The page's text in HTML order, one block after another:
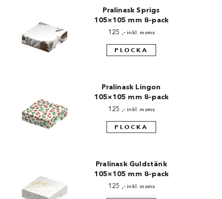
Pralinask Sprigs
105×105 mm 8-pack
125 ,- inkl. moms
PLOCKA
Pralinask Lingon
105×105 mm 8-pack
125 ,- inkl. moms
PLOCKA
Pralinask Guldstänk
105×105 mm 8-pack
125 ,- inkl. moms